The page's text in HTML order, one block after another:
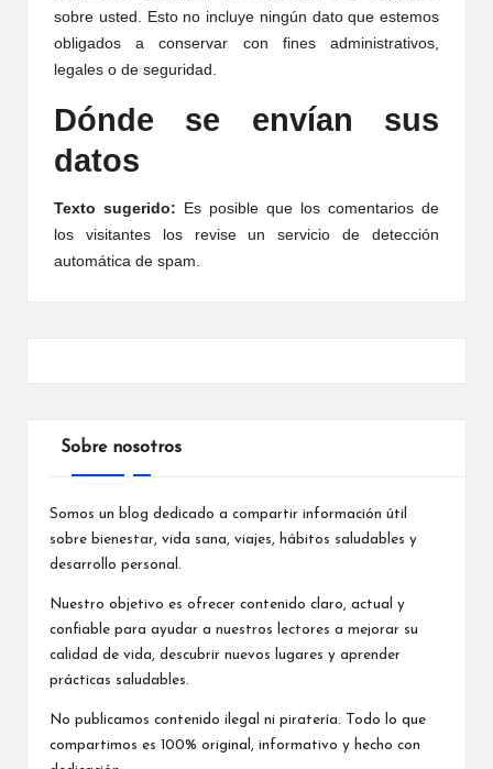
sobre usted. Esto no incluye ningún dato que estemos
obligados a conservar con fines administrativos,
legales o de seguridad.
Dónde se envían sus
datos
Texto sugerido: Es posible que los comentarios de
los visitantes los revise un servicio de detección
automática de spam.
Sobre nosotros
Somos un blog dedicado a compartir información útil
sobre bienestar, vida sana, viajes, hábitos saludables y
desarrollo personal.
Nuestro objetivo es ofrecer contenido claro, actual y
confiable para ayudar a nuestros lectores a mejorar su
calidad de vida, descubrir nuevos lugares y aprender
prácticas saludables.
No publicamos contenido ilegal ni piratería. Todo lo que
compartimos es 100% original, informativo y hecho con